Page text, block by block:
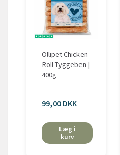
Ollipet Chicken
Roll Tyggeben |
400g
99,00 DKK
Læg i
kurv